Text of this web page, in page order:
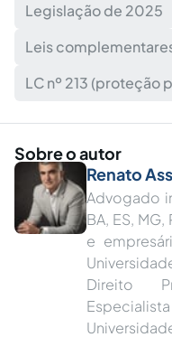
Legislação de 2025
Leis
LC nº 213 (proteção
Sobre o autor
Renato
Advogado
BA, ES,
e
Direito